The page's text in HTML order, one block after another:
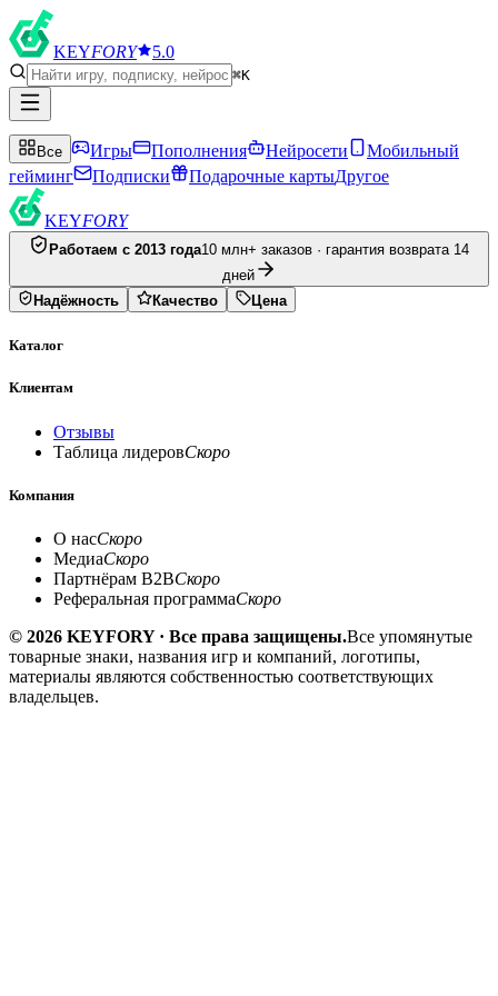
KEYFORY 5.0
⌘K
Все Игры Пополнения Нейросети
Мобильный
гейминг
Подписки Подарочные картыДругое
KEYFORY
Работаем с 2013 года10 млн+ заказов · гарантия возврата 14
дней
Надёжность
Качество Цена
Каталог
Клиентам
Отзывы
Таблица лидеровСкоро
Компания
О насСкоро
МедиаСкоро
Партнёрам B2BСкоро
Реферальная программаСкоро
© 2026 KEYFORY · Все права защищены.Все упомянутые
товарные знаки, названия игр и компаний, логотипы,
материалы являются собственностью соответствующих
владельцев.